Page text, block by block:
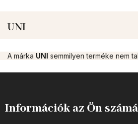
UNI
A márka UNI semmilyen terméke nem
Információk az Ön